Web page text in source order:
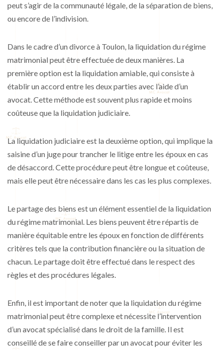
peut s’agir de la communauté légale, de la séparation de biens,
ou encore de l’indivision.
Dans le cadre d’un divorce à Toulon, la liquidation du régime
matrimonial peut être effectuée de deux manières. La
première option est la liquidation amiable, qui consiste à
établir un accord entre les deux parties avec l’aide d’un
avocat. Cette méthode est souvent plus rapide et moins
coûteuse que la liquidation judiciaire.
La liquidation judiciaire est la deuxième option, qui implique la
saisine d’un juge pour trancher le litige entre les époux en cas
de désaccord. Cette procédure peut être longue et coûteuse,
mais elle peut être nécessaire dans les cas les plus complexes.
Le partage des biens est un élément essentiel de la liquidation
du régime matrimonial. Les biens peuvent être répartis de
manière équitable entre les époux en fonction de différents
critères tels que la contribution financière ou la situation de
chacun. Le partage doit être effectué dans le respect des
règles et des procédures légales.
Enfin, il est important de noter que la liquidation du régime
matrimonial peut être complexe et nécessite l’intervention
d’un avocat spécialisé dans le droit de la famille. Il est
conseillé de se faire conseiller par un avocat pour éviter les